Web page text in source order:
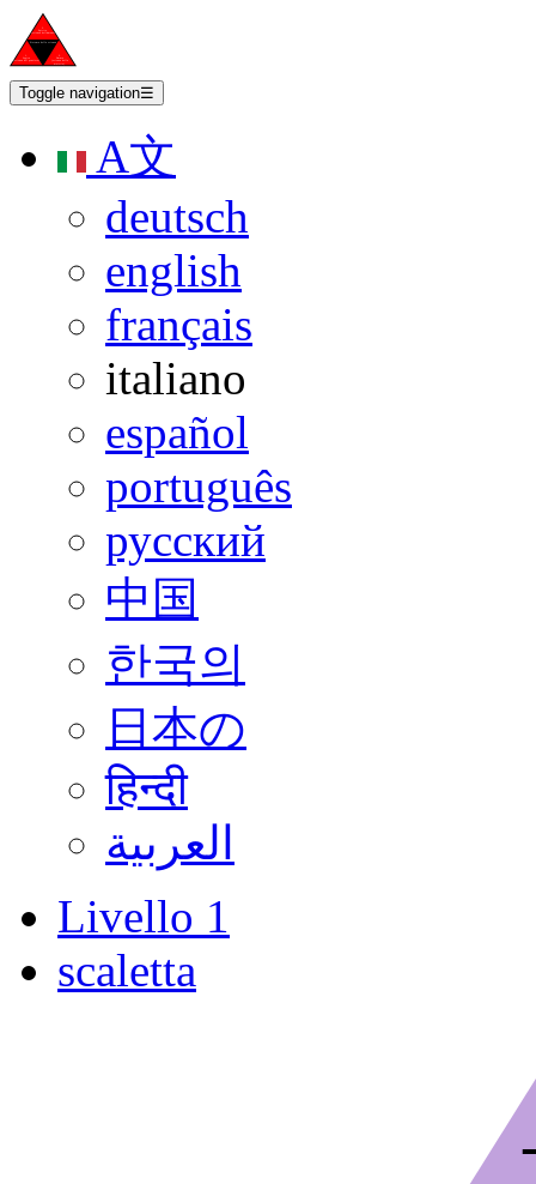
Toggle navigation☰
A文
deutsch
english
français
italiano
español
português
русский
中国
한국의
日本の
हिन्दी
العربية
Livello 1
scaletta